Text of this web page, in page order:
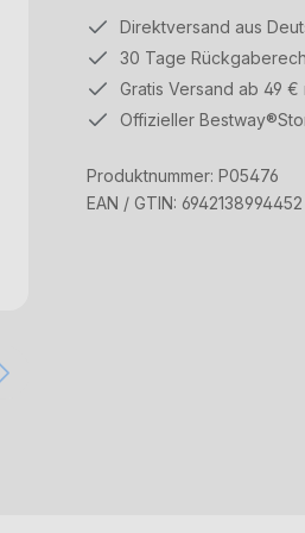
Direktversand aus
30 Tage
Gratis Versand ab 49 €
Offizieller
Produktnummer: P05476
EAN / GTIN: 6942138994452